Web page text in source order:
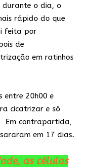
durante o dia, o
rápido do que
feita por
de
em ratinhos
entre 20h00 e
cicatrizar e só
Em contrapartida,
em 17 dias.
as células